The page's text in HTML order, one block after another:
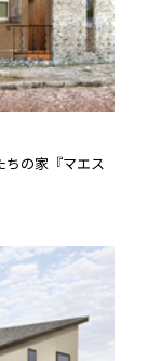
ちの家『マエス